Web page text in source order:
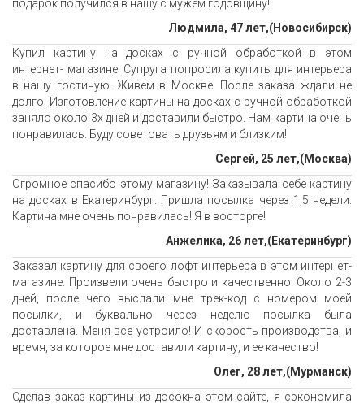
подарок получился в нашу с мужем годовщину!
Людмила, 47 лет,(Новосибирск)
Купил картину на досках с ручной обработкой в этом
интернет- магазине. Супруга попросила купить для интерьера
в нашу гостиную. Живем в Москве. После заказа ждали не
долго. Изготовление картины на досках с ручной обработкой
заняло около 3х дней и доставили быстро. Нам картина очень
понравилась. Буду советовать друзьям и близким!
Сергей, 25 лет,(Москва)
Огромное спасибо этому магазину! Заказывала себе картину
на досках в Екатеринбург. Пришла посылка через 1,5 недели.
Картина мне очень понравилась! Я в восторге!
Анжелика, 26 лет,(Екатеринбург)
Заказал картину для своего лофт интерьера в этом интернет-
магазине. Произвели очень быстро и качественно. Около 2-3
дней, после чего выслали мне трек-код с номером моей
посылки, и буквально через неделю посылка была
доставлена. Меня все устроило! И скорость производства, и
время, за которое мне доставили картину, и ее качество!
Олег, 28 лет,(Мурманск)
Сделав заказ картины из досокна этом сайте, я сэкономила